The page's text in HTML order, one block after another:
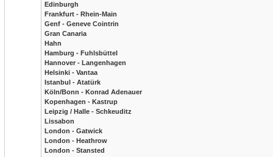
Edinburgh
Frankfurt - Rhein-Main
Genf - Geneve Cointrin
Gran Canaria
Hahn
Hamburg - Fuhlsbüttel
Hannover - Langenhagen
Helsinki - Vantaa
Istanbul - Atatürk
Köln/Bonn - Konrad Adenauer
Kopenhagen - Kastrup
Leipzig / Halle - Schkeuditz
Lissabon
London - Gatwick
London - Heathrow
London - Stansted